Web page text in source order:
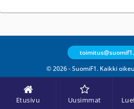
Etusivu Uusimmat
© 2026 - SuomiF1. Kaikki